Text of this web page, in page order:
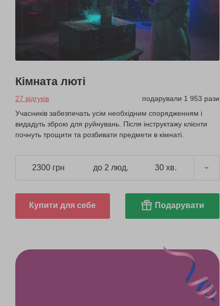
Кімната люті
27 відгуків
подарували 1 953 рази
Учасників забезпечать усім необхідним спорядженням і
видадуть зброю для руйнувань. Після інструктажу клієнти
почнуть трощити та розбивати предмети в кімнаті.
2300 грн до 2 люд. 30 хв.
Купити для себе Подарувати